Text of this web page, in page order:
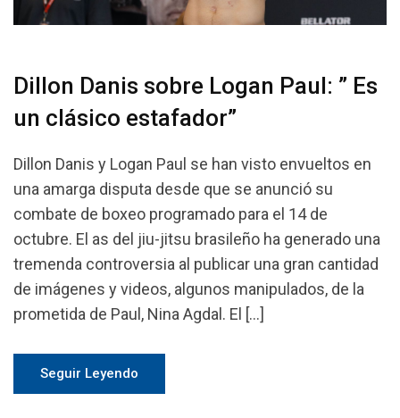
Dillon Danis sobre Logan Paul: ” Es
un clásico estafador”
Dillon Danis y Logan Paul se han visto envueltos en
una amarga disputa desde que se anunció su
combate de boxeo programado para el 14 de
octubre. El as del jiu-jitsu brasileño ha generado una
tremenda controversia al publicar una gran cantidad
de imágenes y videos, algunos manipulados, de la
prometida de Paul, Nina Agdal. El […]
Seguir Leyendo